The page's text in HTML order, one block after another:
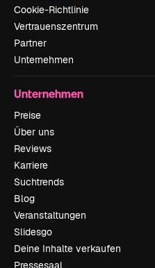
Cookie-Richtlinie
Vertrauenszentrum
Partner
Unternehmen
Unternehmen
Preise
Über uns
Reviews
Karriere
Suchtrends
Blog
Veranstaltungen
Slidesgo
Deine Inhalte verkaufen
Pressesaal